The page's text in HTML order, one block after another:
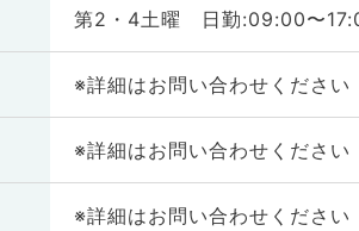
第2・4土曜 日勤:09:00〜
※詳細はお問い合わせください
※詳細はお問い合わせください
※詳細はお問い合わせください